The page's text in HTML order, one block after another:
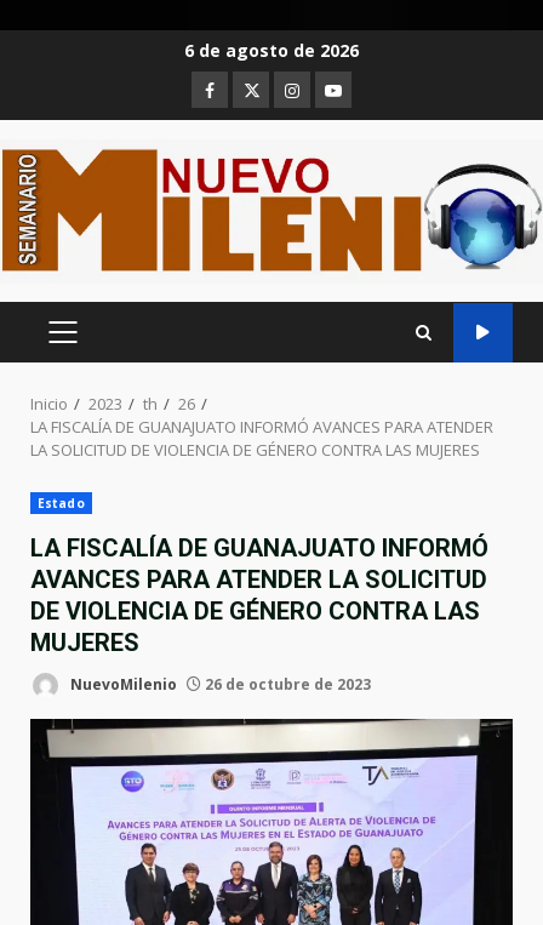
6 de agosto de 2026
Facebook
TwitterInstagram
Youtube
MENÚ
Inicio 2023 th
26
LA FISCALÍA DE GUANAJUATO INFORMÓ AVANCES PARA ATENDER
LA SOLICITUD DE VIOLENCIA DE GÉNERO CONTRA LAS MUJERES
Estado
LA FISCALÍA DE GUANAJUATO INFORMÓ
AVANCES PARA ATENDER LA SOLICITUD
DE VIOLENCIA DE GÉNERO CONTRA LAS
MUJERES
NuevoMilenio 26 de octubre de 2023